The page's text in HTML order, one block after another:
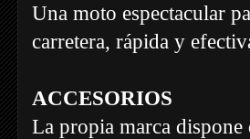
Una moto espectacular
carretera, rápida y
ACCESORIOS
La propia marca dispone